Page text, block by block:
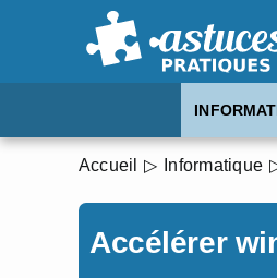
Accueil Informatique
Accélérer